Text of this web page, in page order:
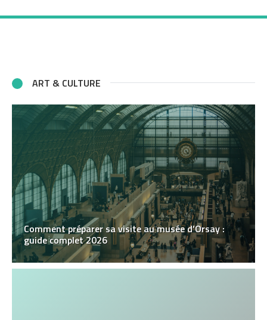
ART & CULTURE
Comment préparer sa visite au musée d’Orsay :
guide complet 2026